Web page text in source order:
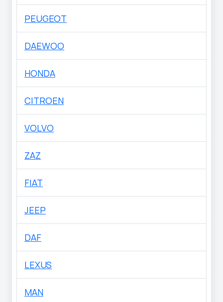
PEUGEOT
DAEWOO
HONDA
CITROEN
VOLVO
ZAZ
FIAT
JEEP
DAF
LEXUS
MAN